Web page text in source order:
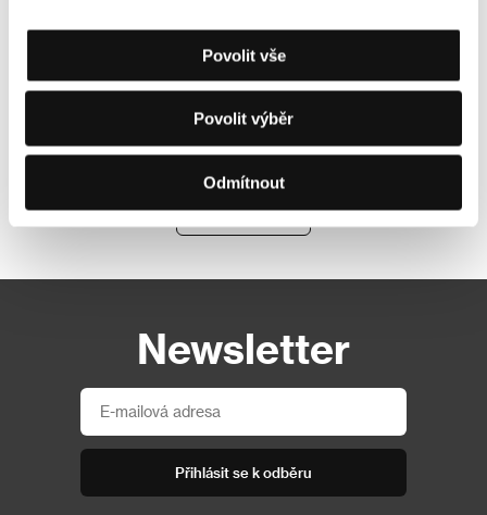
Povolit vše
Povolit výběr
Odmítnout
Newsletter
Přihlásit se k odběru